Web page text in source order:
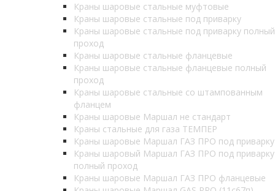
Краны шаровые стальные муфтовые
Краны шаровые стальные под приварку
Краны шаровые стальные под приварку полный
проход
Краны шаровые стальные фланцевые
Краны шаровые стальные фланцевые полный
проход
Краны шаровые стальные со штампованным
фланцем
Краны шаровые Маршал не стандарт
Краны стальные для газа ТЕМПЕР
Краны шаровые Маршал ГАЗ ПРО под приварку
Краны шаровый Маршал ГАЗ ПРО под приварку
полный проход
Краны шаровые Маршал ГАЗ ПРО фланцевые